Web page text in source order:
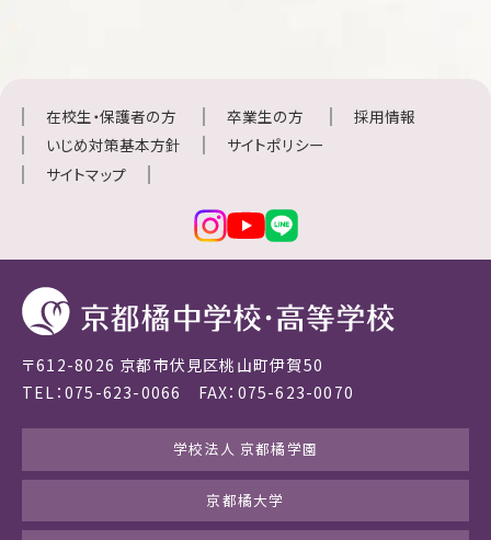
在校生・保護者の方 卒業生の方
採用情報
いじめ対策基本方針
サイトポリシー
サイトマップ
〒612-8026 京都市伏見区桃山町伊賀50
TEL：075-623-0066 FAX：075-623-0070
学校法人 京都橘学園
京都橘大学